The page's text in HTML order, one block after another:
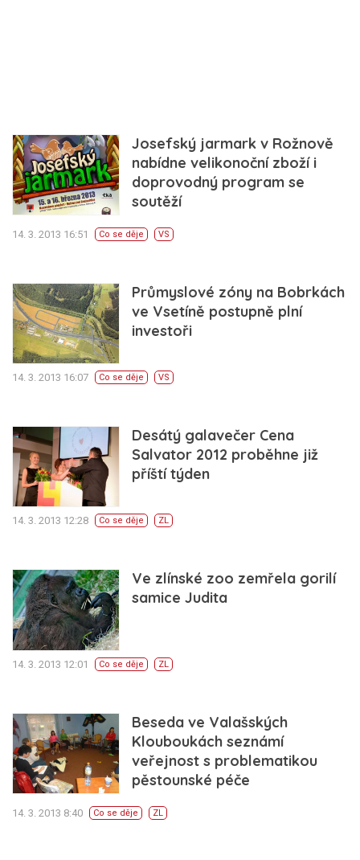
Josefský jarmark v Rožnově
nabídne velikonoční zboží i
doprovodný program se
soutěží
14. 3. 2013 16:51 Co se děje VS
Průmyslové zóny na Bobrkách
ve Vsetíně postupně plní
investoři
14. 3. 2013 16:07 Co se děje VS
Desátý galavečer Cena
Salvator 2012 proběhne již
příští týden
14. 3. 2013 12:28 Co se děje ZL
Ve zlínské zoo zemřela gorilí
samice Judita
14. 3. 2013 12:01 Co se děje ZL
Beseda ve Valašských
Klouboukách seznámí
veřejnost s problematikou
pěstounské péče
14. 3. 2013 8:40 Co se děje ZL